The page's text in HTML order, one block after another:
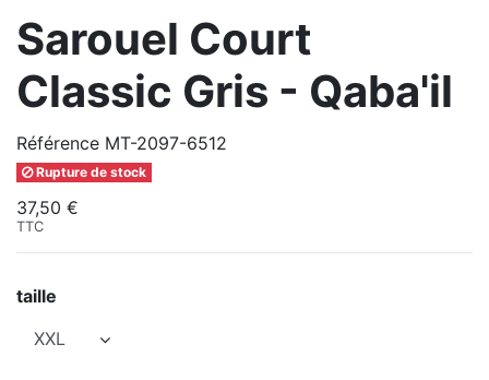
Sarouel Court
Classic Gris - Qaba'il
Référence MT-2097-6512
Rupture de stock
37,50 €
TTC
taille